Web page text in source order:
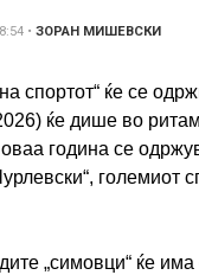
• ЗОРАН МИШЕВСКИ
спортот“ ќе се
ќе дише во
година се
големиот
„симовци“ ќе